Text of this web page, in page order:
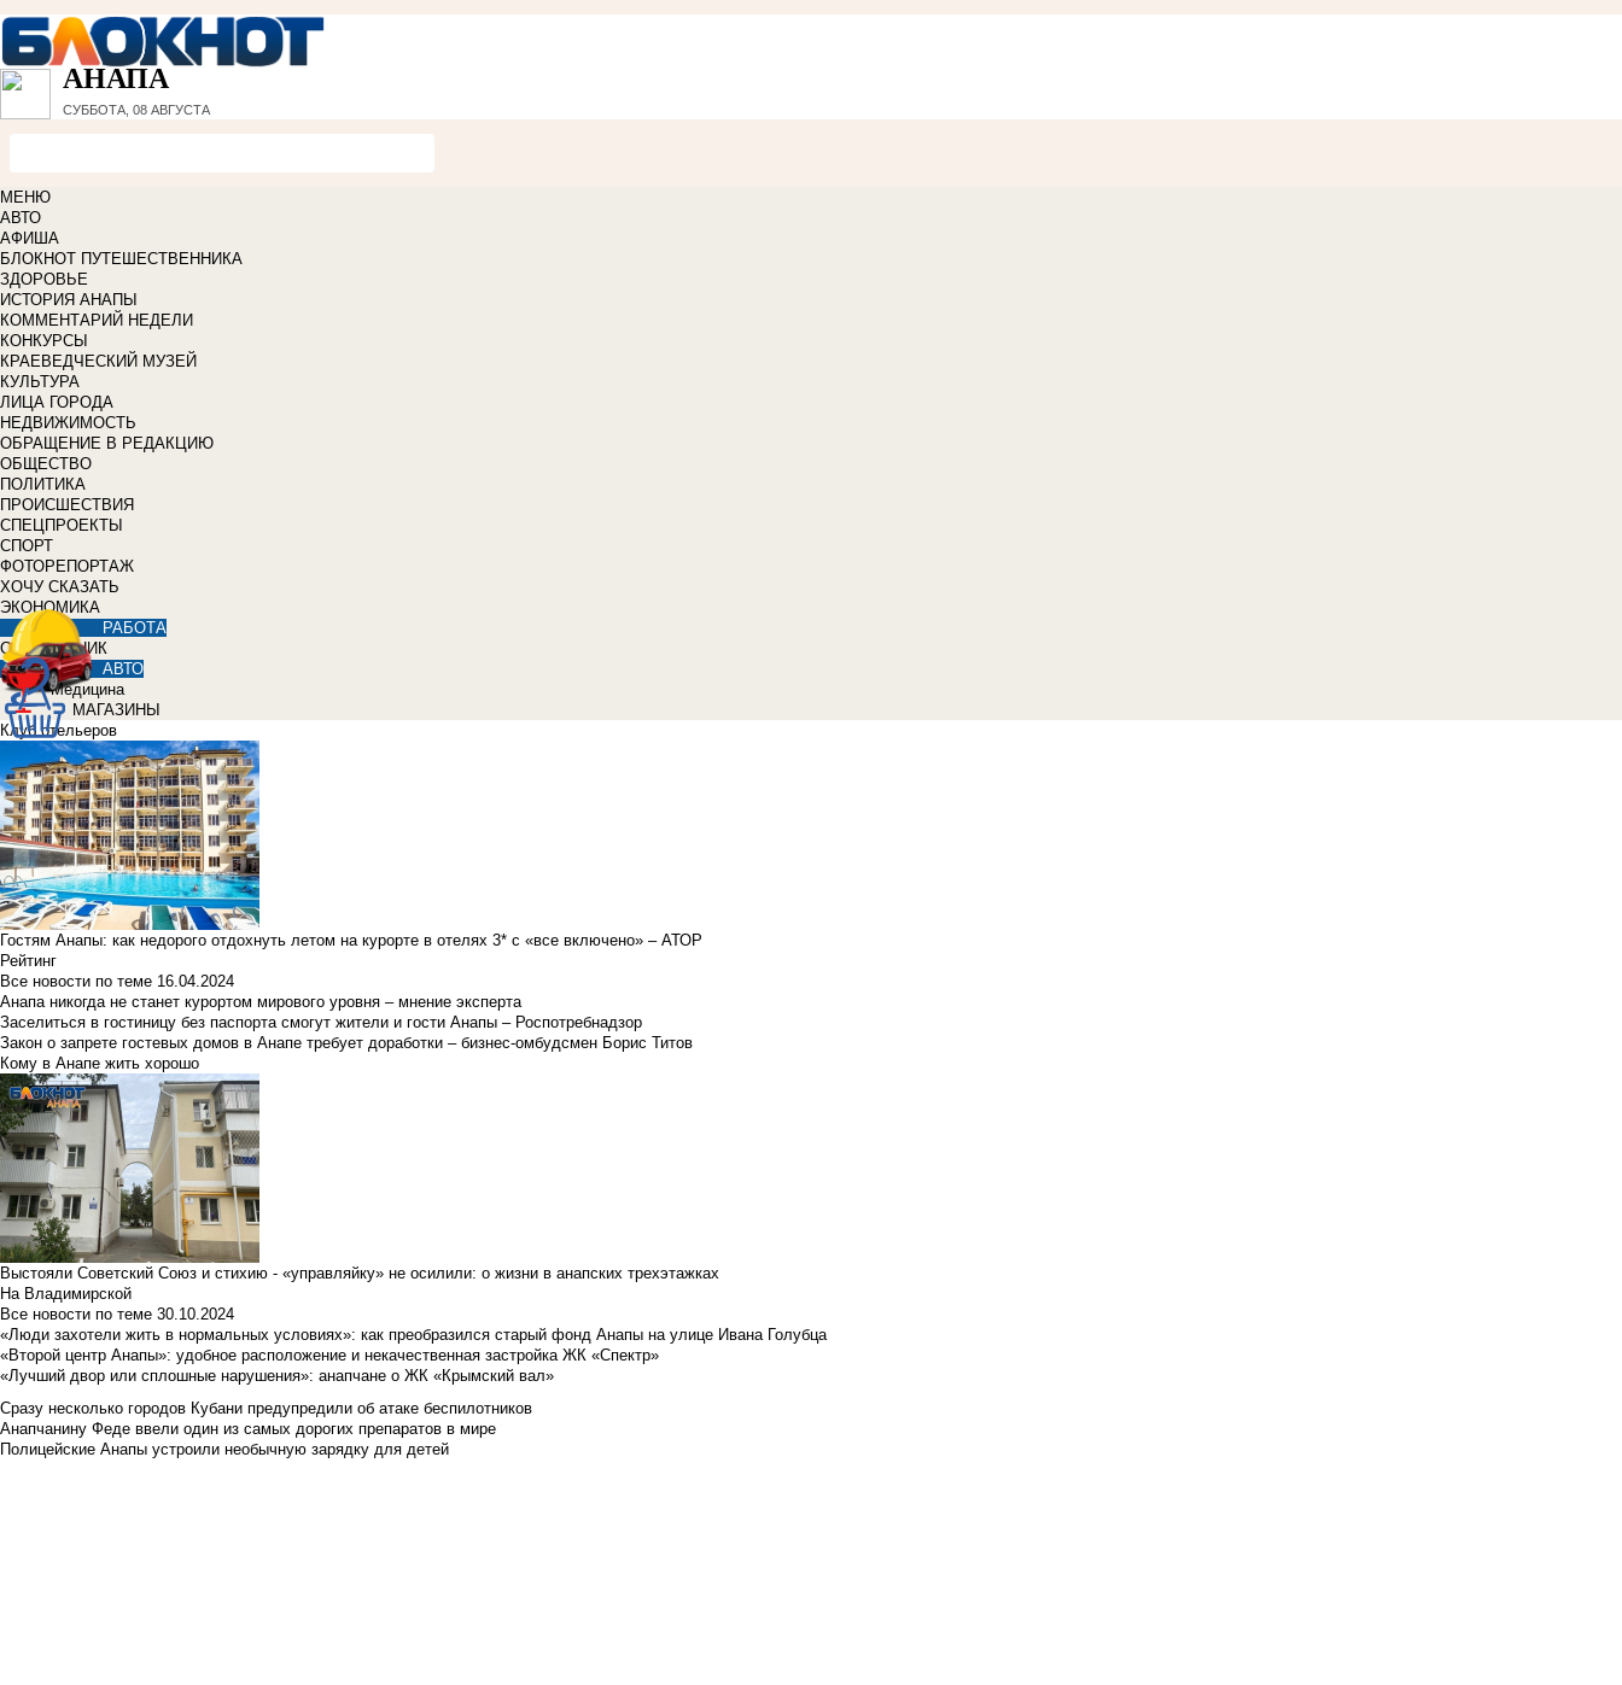
АНАПА
СУББОТА, 08 АВГУСТА
МЕНЮ
АВТО
АФИША
БЛОКНОТ ПУТЕШЕСТВЕННИКА
ЗДОРОВЬЕ
ИСТОРИЯ АНАПЫ
КОММЕНТАРИЙ НЕДЕЛИ
КОНКУРСЫ
КРАЕВЕДЧЕСКИЙ МУЗЕЙ
КУЛЬТУРА
ЛИЦА ГОРОДА
НЕДВИЖИМОСТЬ
ОБРАЩЕНИЕ В РЕДАКЦИЮ
ОБЩЕСТВО
ПОЛИТИКА
ПРОИСШЕСТВИЯ
СПЕЦПРОЕКТЫ
СПОРТ
ФОТОРЕПОРТАЖ
ХОЧУ СКАЗАТЬ
ЭКОНОМИКА
РАБОТА
СПРАВОЧНИК
АВТО
Медицина
МАГАЗИНЫ
Клуб отельеров
Гостям Анапы: как недорого отдохнуть летом на курорте в отелях 3* с «все включено» – АТОР
Рейтинг
Все новости по теме 16.04.2024
Анапа никогда не станет курортом мирового уровня – мнение эксперта
Заселиться в гостиницу без паспорта смогут жители и гости Анапы – Роспотребнадзор
Закон о запрете гостевых домов в Анапе требует доработки – бизнес-омбудсмен Борис Титов
Кому в Анапе жить хорошо
Выстояли Советский Союз и стихию - «управляйку» не осилили: о жизни в анапских трехэтажках
На Владимирской
Все новости по теме 30.10.2024
«Люди захотели жить в нормальных условиях»: как преобразился старый фонд Анапы на улице Ивана Голубца
«Второй центр Анапы»: удобное расположение и некачественная застройка ЖК «Спектр»
«Лучший двор или сплошные нарушения»: анапчане о ЖК «Крымский вал»
Сразу несколько городов Кубани предупредили об атаке беспилотников
Анапчанину Феде ввели один из самых дорогих препаратов в мире
Полицейские Анапы устроили необычную зарядку для детей